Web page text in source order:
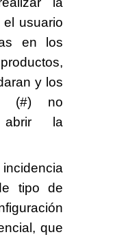
usuario
en los
y los
(#) no
abrir la
tipo de
que